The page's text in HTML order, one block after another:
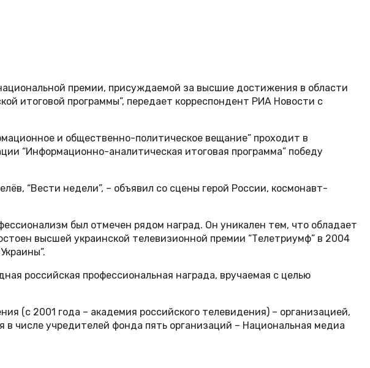
премии, присуждаемой за высшие достижения в области
итоговой программы”, передает корреспондент РИА Новости с
и общественно-политическое вещание” проходит в
“Информационно-аналитическая итоговая программа” победу
“Вести недели”, – объявил со сцены герой России, космонавт-
был отмечен рядом наград. Он уникален тем, что обладает
высшей украинской телевизионной премии “Телетриумф” в 2004
российская профессиональная награда, вручаемая с целью
(с 2001 года – академия российского телевидения) – организацией,
числе учредителей фонда пять организаций – Национальная медиа